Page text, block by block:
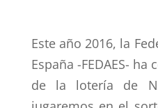
Este año 2016, la
España -FEDAES-
de la lotería de